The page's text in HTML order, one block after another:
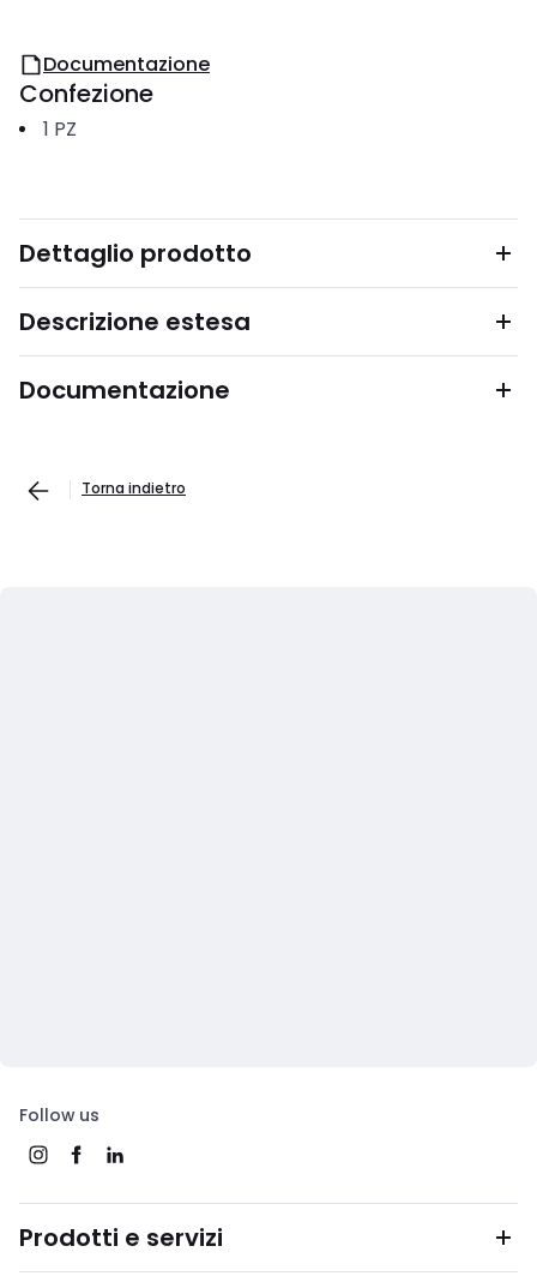
Documentazione
Confezione
1 PZ
Dettaglio prodotto
Descrizione estesa
Documentazione
Torna indietro
Follow us
Prodotti e servizi